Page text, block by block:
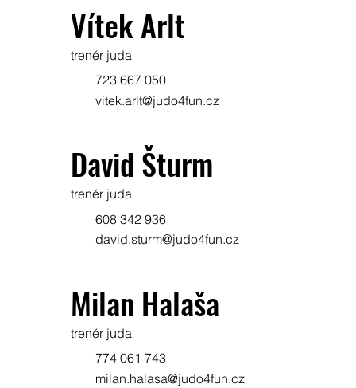
trenér juda
723 667 050
vitek.arlt@judo4fun.cz
Vítek Arlt
trenér juda
608 342 936
david.sturm@judo4fun.cz
David Šturm
trenér juda
774 061 743
milan.halasa@judo4fun.cz
Milan Halaša